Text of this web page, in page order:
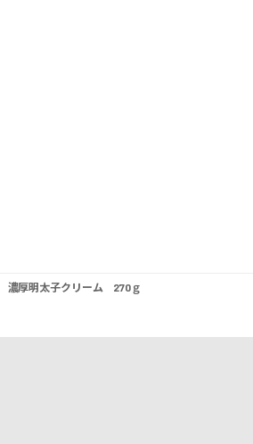
濃厚明太子クリーム 270ｇ